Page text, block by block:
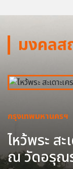
มงคลส
กรุงเทพมหานครฯ
ไหว้พระ สะ
ณ วัดอรุณ